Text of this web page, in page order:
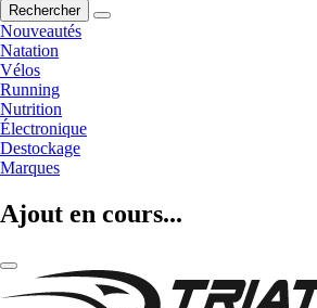
Rechercher
Nouveautés
Natation
Vélos
Running
Nutrition
Électronique
Destockage
Marques
Ajout en cours...